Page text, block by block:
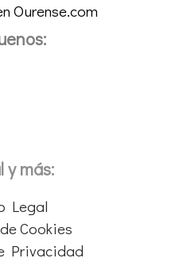
Ourense.com
y más:
Legal
Cookies
Privacidad